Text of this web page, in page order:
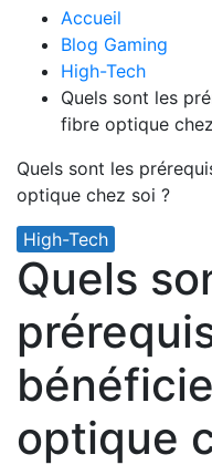
Accueil
Blog Gaming
High-Tech
Quels sont les
fibre optique
Quels sont les
optique chez soi ?
High-Tech
Quels
optique